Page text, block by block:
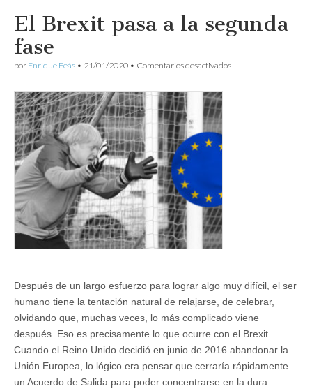
El Brexit pasa a la segunda
fase
por Enrique Feás • 21/01/2020 • Comentarios desactivadosen
Después de un largo esfuerzo para lograr algo muy difícil, el ser
humano tiene la tentación natural de relajarse, de celebrar,
olvidando que, muchas veces, lo más complicado viene
después. Eso es precisamente lo que ocurre con el Brexit.
Cuando el Reino Unido decidió en junio de 2016 abandonar la
Unión Europea, lo lógico era pensar que cerraría rápidamente
un Acuerdo de Salida para poder concentrarse en la dura